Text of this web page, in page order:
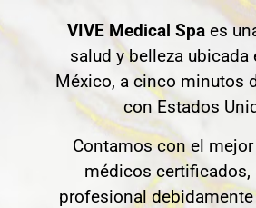
VIVE Medical Spa es
salud y belleza ubicada
México, a cinco minutos
con Estados
Contamos con el
médicos certificados,
profesional